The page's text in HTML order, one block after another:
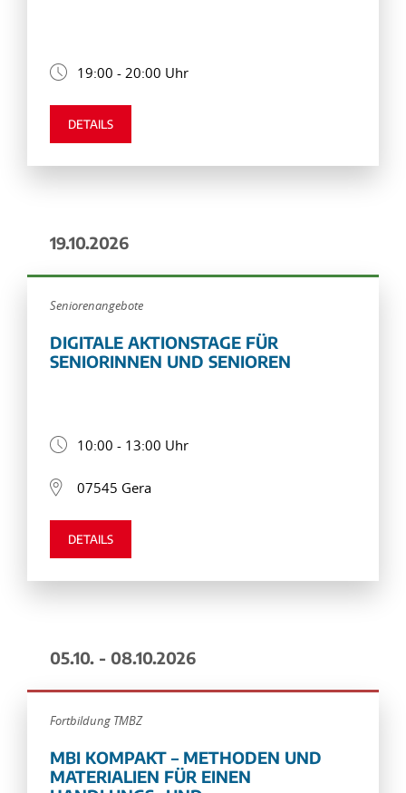
19:00 - 20:00 Uhr
DETAILS
19.10.2026
Seniorenangebote
DIGITALE AKTIONSTAGE FÜR
SENIORINNEN UND SENIOREN
10:00 - 13:00 Uhr
07545 Gera
DETAILS
05.10. - 08.10.2026
Fortbildung TMBZ
MBI KOMPAKT – METHODEN UND
MATERIALIEN FÜR EINEN